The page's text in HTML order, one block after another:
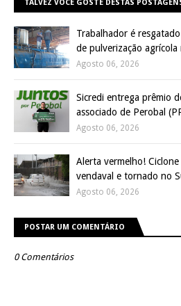
TALVEZ VOCÊ GOSTE DESTAS
Trabalhador é
de pulverização
Agosto 06, 2026
Sicredi entrega prêmio
associado de Perobal
Agosto 06, 2026
Alerta vermelho!
vendaval e tornado no
Agosto 06, 2026
POSTAR UM COMENTÁRIO
0 Comentários